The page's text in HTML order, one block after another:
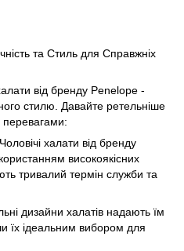
та Стиль для Справжніх
від бренду Penelope -
стилю. Давайте ретельніше
халати від бренду
високоякісних
тривалий термін служби та
дизайни халатів надають їм
їх ідеальним вибором для